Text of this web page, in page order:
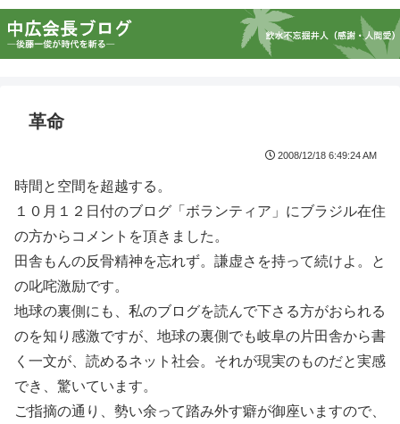
革命
2008/12/18 6:49:24 AM
時間と空間を超越する。
１０月１２日付のブログ「ボランティア」にブラジル在住
の方からコメントを頂きました。
田舎もんの反骨精神を忘れず。謙虚さを持って続けよ。と
の叱咤激励です。
地球の裏側にも、私のブログを読んで下さる方がおられる
のを知り感激ですが、地球の裏側でも岐阜の片田舎から書
く一文が、読めるネット社会。それが現実のものだと実感
でき、驚いています。
ご指摘の通り、勢い余って踏み外す癖が御座いますので、